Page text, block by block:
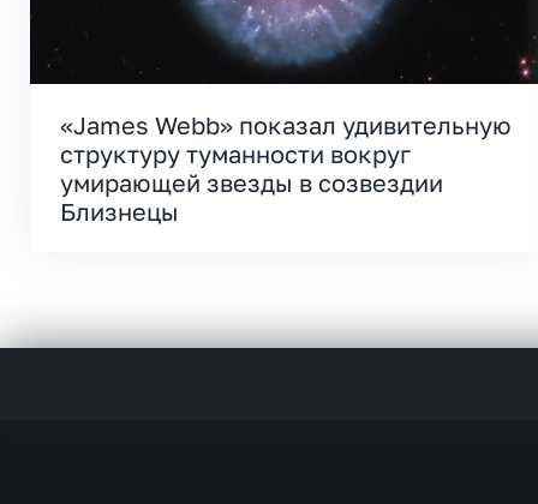
«James Webb» показал удивительную
структуру туманности вокруг
умирающей звезды в созвездии
Близнецы